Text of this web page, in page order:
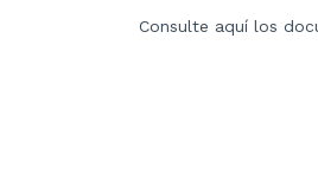
Consulte aquí los